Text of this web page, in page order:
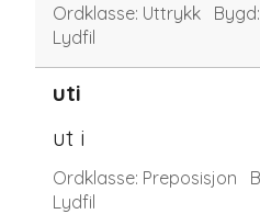
Ordklasse: Uttrykk Bygd:
Lydfil
uti
ut i
Ordklasse: Preposisjon
Lydfil